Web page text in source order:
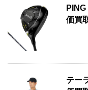
価買
テー